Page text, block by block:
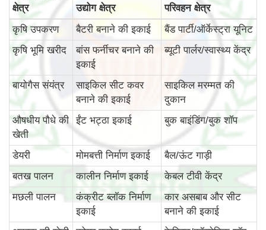
क्षेत्र
उद्योग क्षेत्र
परिवहन क्षेत्र
कृषि उपकरण
बैटरी बनाने की इकाई
बैंड पार्टी/ऑर्केस्ट्रा यूनिट
कृषि भूमि खरीद
बांस फर्नीचर बनाने की
इकाई
ब्यूटी पार्लर/स्वास्थ्य केंद्र
बायोगैस संयंत्र
साइकिल सीट कवर
बनाने की इकाई
साइकिल मरम्मत की
दुकान
औषधीय पौधे की
खेती
ईंट भट्ठा इकाई बुक बाइंडिंग/बुक शॉप
डेयरी मोमबत्ती निर्माण इकाई
बैल/ऊंट गाड़ी
बतख पालन
कालीन निर्माण इकाई
केबल टीवी केंद्र
मछली पालन
कंक्रीट ब्लॉक निर्माण
इकाई
कार असबाब और सीट
बनाने की इकाई